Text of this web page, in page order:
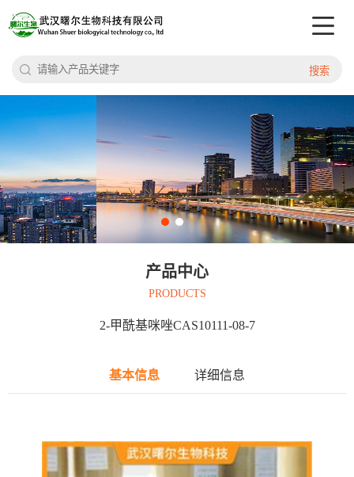
搜索
产品中心
PRODUCTS
2-甲酰基咪唑CAS10111-08-7
基本信息 详细信息